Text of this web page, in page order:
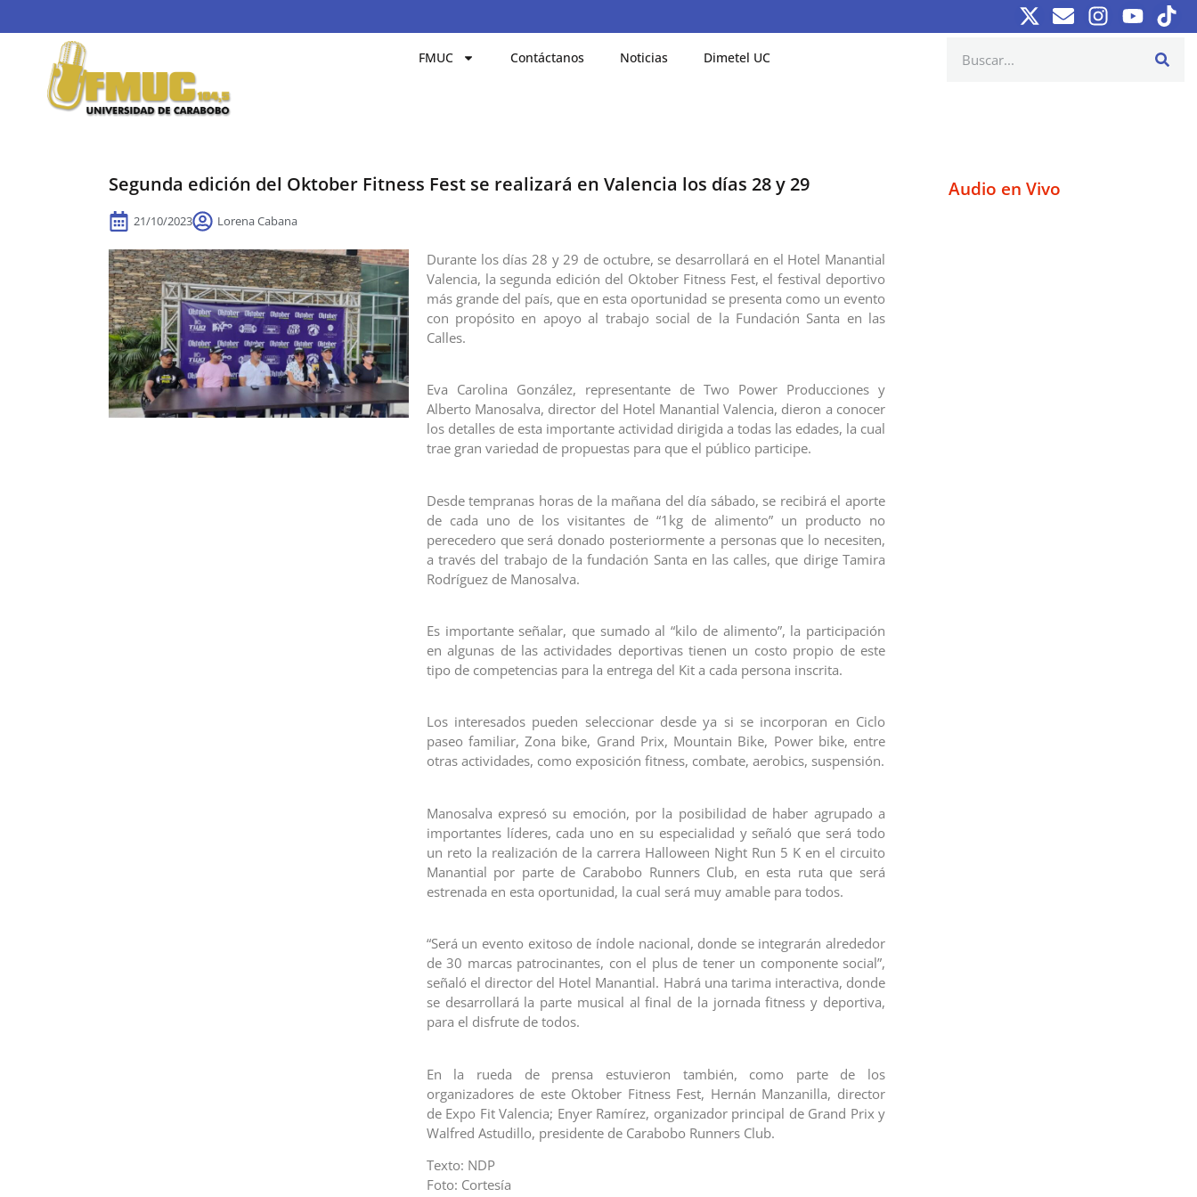
FMUC Contáctanos Noticias Dimetel UC
Segunda edición del Oktober Fitness Fest se realizará en Valencia los días 28 y 29
21/10/2023 Lorena Cabana
Durante los días 28 y 29 de octubre, se desarrollará en el Hotel Manantial
Valencia, la segunda edición del Oktober Fitness Fest, el festival deportivo
más grande del país, que en esta oportunidad se presenta como un evento
con propósito en apoyo al trabajo social de la Fundación Santa en las
Calles.
Eva Carolina González, representante de Two Power Producciones y
Alberto Manosalva, director del Hotel Manantial Valencia, dieron a conocer
los detalles de esta importante actividad dirigida a todas las edades, la cual
trae gran variedad de propuestas para que el público participe.
Desde tempranas horas de la mañana del día sábado, se recibirá el aporte
de cada uno de los visitantes de “1kg de alimento” un producto no
perecedero que será donado posteriormente a personas que lo necesiten,
a través del trabajo de la fundación Santa en las calles, que dirige Tamira
Rodríguez de Manosalva.
Es importante señalar, que sumado al “kilo de alimento”, la participación
en algunas de las actividades deportivas tienen un costo propio de este
tipo de competencias para la entrega del Kit a cada persona inscrita.
Los interesados pueden seleccionar desde ya si se incorporan en Ciclo
paseo familiar, Zona bike, Grand Prix, Mountain Bike, Power bike, entre
otras actividades, como exposición fitness, combate, aerobics, suspensión.
Manosalva expresó su emoción, por la posibilidad de haber agrupado a
importantes líderes, cada uno en su especialidad y señaló que será todo
un reto la realización de la carrera Halloween Night Run 5 K en el circuito
Manantial por parte de Carabobo Runners Club, en esta ruta que será
estrenada en esta oportunidad, la cual será muy amable para todos.
“Será un evento exitoso de índole nacional, donde se integrarán alrededor
de 30 marcas patrocinantes, con el plus de tener un componente social”,
señaló el director del Hotel Manantial. Habrá una tarima interactiva, donde
se desarrollará la parte musical al final de la jornada fitness y deportiva,
para el disfrute de todos.
En la rueda de prensa estuvieron también, como parte de los
organizadores de este Oktober Fitness Fest, Hernán Manzanilla, director
de Expo Fit Valencia; Enyer Ramírez, organizador principal de Grand Prix y
Walfred Astudillo, presidente de Carabobo Runners Club.
Texto: NDP
Foto: Cortesía
Audio en Vivo